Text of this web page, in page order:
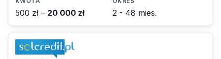
500 zł – 20 000 zł 2 - 48 mies.